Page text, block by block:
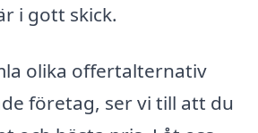
i gott skick.
olika offertalternativ
företag, ser vi till att du